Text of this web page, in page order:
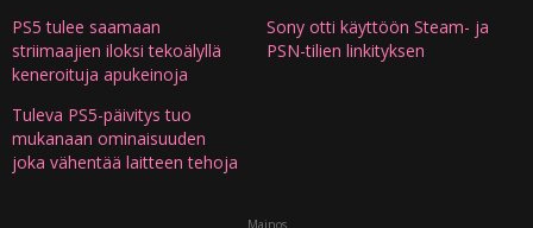
PS5 tulee saamaan
striimaajien iloksi tekoälyllä
keneroituja apukeinoja
Sony otti käyttöön Steam- ja
PSN-tilien linkityksen
Tuleva PS5-päivitys tuo
mukanaan ominaisuuden
joka vähentää laitteen tehoja